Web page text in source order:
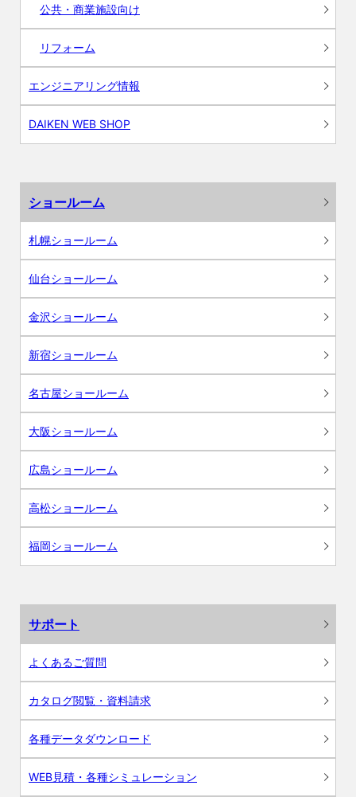
公共・商業施設向け
リフォーム
エンジニアリング情報
DAIKEN WEB SHOP
ショールーム
札幌ショールーム
仙台ショールーム
金沢ショールーム
新宿ショールーム
名古屋ショールーム
大阪ショールーム
広島ショールーム
高松ショールーム
福岡ショールーム
サポート
よくあるご質問
カタログ閲覧・資料請求
各種データダウンロード
WEB見積・各種シミュレーション